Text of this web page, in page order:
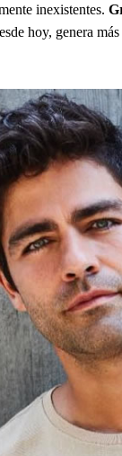
inexistentes.
hoy, genera